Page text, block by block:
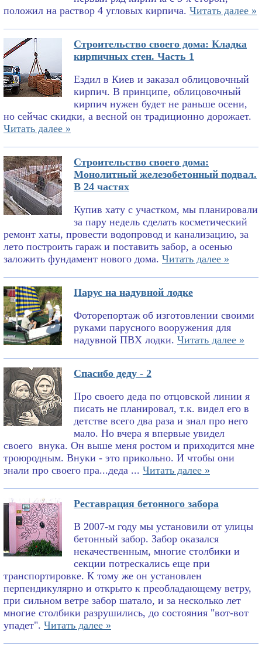
положил на раствор 4 угловых кирпича. Читать далее »
Строительство своего дома: Кладка
кирпичных стен. Часть 1
Ездил в Киев и заказал облицовочный
кирпич. В принципе, облицовочный
кирпич нужен будет не раньше осени,
но сейчас скидки, а весной он традиционно дорожает.
Читать далее »
Строительство своего дома:
Монолитный железобетонный подвал.
В 24 частях
Купив хату с участком, мы планировали
за пару недель сделать косметический
ремонт хаты, провести водопровод и канализацию, за
лето построить гараж и поставить забор, а осенью
заложить фундамент нового дома. Читать далее »
Парус на надувной лодке
Фоторепортаж об изготовлении своими
руками парусного вооружения для
надувной ПВХ лодки. Читать далее »
Спасибо деду - 2
Про своего деда по отцовской линии я
писать не планировал, т.к. видел его в
детстве всего два раза и знал про него
мало. Но вчера я впервые увидел
своего внука. Он выше меня ростом и приходится мне
троюродным. Внуки - это прикольно. И чтобы они
знали про своего пра...деда ... Читать далее »
Реставрация бетонного забора
В 2007-м году мы установили от улицы
бетонный забор. Забор оказался
некачественным, многие столбики и
секции потрескались еще при
транспортировке. К тому же он установлен
перпендикулярно и открыто к преобладающему ветру,
при сильном ветре забор шатало, и за несколько лет
многие столбики разрушились, до состояния "вот-вот
упадет". Читать далее »